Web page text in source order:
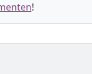
!